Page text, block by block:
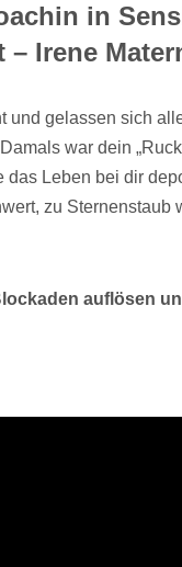
in
Irene
und gelassen sich
war dein
Leben bei dir
zu Sternenstaub
auflösen